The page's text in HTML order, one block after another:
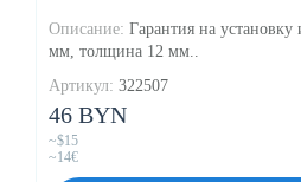
Описание: Гарантия на
мм, толщина 12 мм..
Артикул: 322507
46 BYN
~$15
~14€